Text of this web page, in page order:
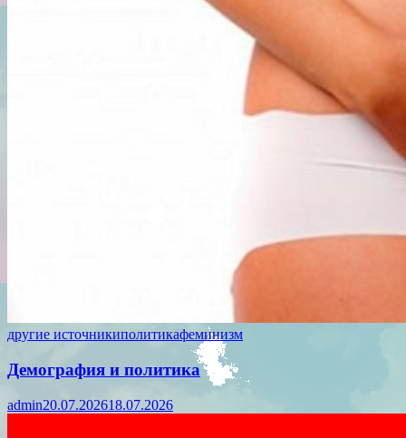
другие источникиполитикафеминизм
Демография и политика
admin20.07.202618.07.2026